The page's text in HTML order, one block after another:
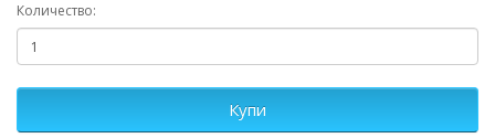
Количество:
Купи